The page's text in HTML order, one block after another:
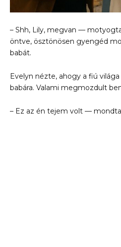
– Shh, Lily, megvan —
öntve, ösztönösen gyengéd
babát.
Evelyn nézte, ahogy a fiú
babára. Valami megmozdult
– Ez az én tejem volt — mondta